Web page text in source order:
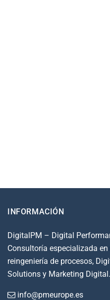
INFORMACIÓN
DigitalPM – Digital
Consultoría especializada
reingeniería de procesos,
Solutions y Marketing Digital.
info@pmeurope.es